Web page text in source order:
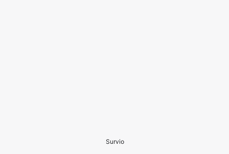
Survio